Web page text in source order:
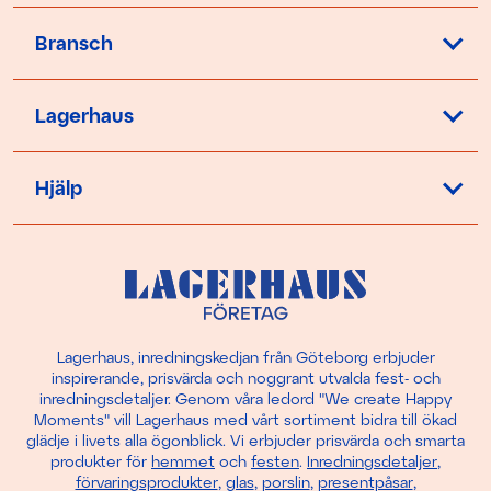
Bransch
Lagerhaus
Hjälp
Lagerhaus, inredningskedjan från Göteborg erbjuder
inspirerande, prisvärda och noggrant utvalda fest- och
inredningsdetaljer. Genom våra ledord "We create Happy
Moments" vill Lagerhaus med vårt sortiment bidra till ökad
glädje i livets alla ögonblick. Vi erbjuder prisvärda och smarta
produkter för hemmet och festen. Inredningsdetaljer,
förvaringsprodukter, glas, porslin, presentpåsar,